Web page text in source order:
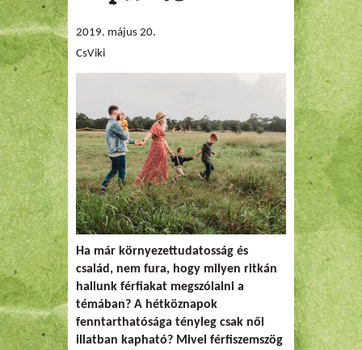
2019. május 20.
CsViki
Ha már környezettudatosság és
család, nem fura, hogy milyen ritkán
hallunk férfiakat megszólalni a
témában? A hétköznapok
fenntarthatósága tényleg csak női
illatban kapható? Mivel férfiszemszög